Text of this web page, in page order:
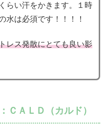
らい汗をかきます。１時
水は必須です！！！！
レス発散にとても良い影
ＡＬＤ（カルド）